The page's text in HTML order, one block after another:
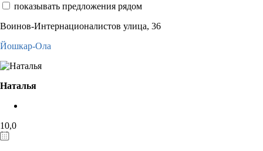
показывать предложения рядом
Воинов-Интернационалистов улица, 36
Йошкар-Ола
Наталья
10,0